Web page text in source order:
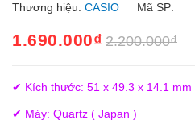
Thương hiệu: CASIO Mã SP:
1.690.000₫ 2.200.000₫
✔ Kích thước: 51 x 49.3 x 14.1 mm
✔ Máy: Quartz ( Japan )